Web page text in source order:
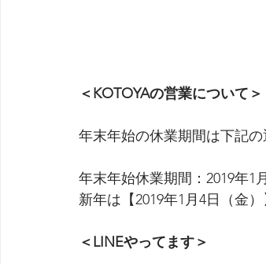
＜KOTOYAの営業について＞
年末年始の休業期間は下記の
年末年始休業期間：2019年1
新年は【2019年1月4日（金）
＜LINEやってます＞